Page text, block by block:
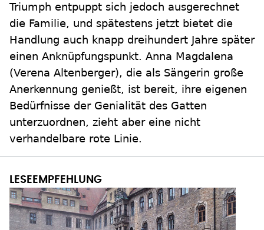
Triumph entpuppt sich jedoch ausgerechnet
die Familie, und spätestens jetzt bietet die
Handlung auch knapp dreihundert Jahre später
einen Anknüpfungspunkt. Anna Magdalena
(Verena Altenberger), die als Sängerin große
Anerkennung genießt, ist bereit, ihre eigenen
Bedürfnisse der Genialität des Gatten
unterzuordnen, zieht aber eine nicht
verhandelbare rote Linie.